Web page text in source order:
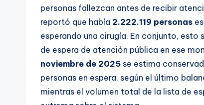
personas fallezcan antes de recibir
reportó que había 2.222.119 personas
esperando una cirugía. En conjunto, esto
de espera de atención pública en ese
noviembre de 2025 se estima
personas en espera, según el último
mientras el volumen total de la lista de